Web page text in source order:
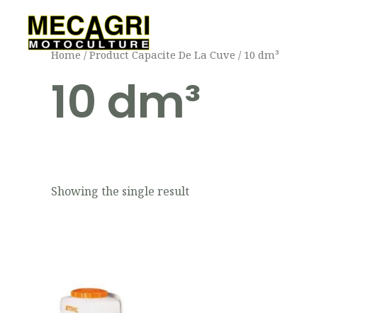
contenu Home/ Product Capacite De La Cuve / 10 dm³
10 dm³
Showing the single result